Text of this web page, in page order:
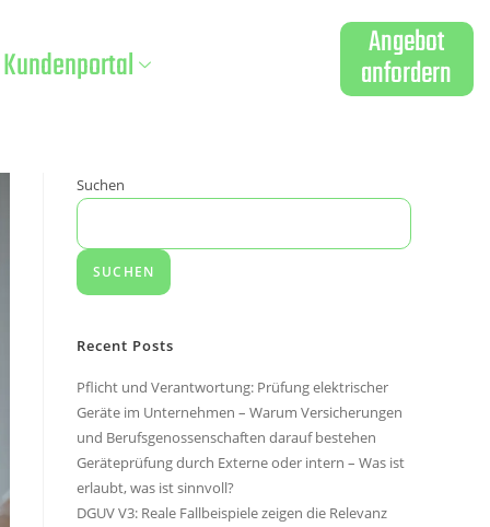
Kundenportal Angebot
anfordern
Suchen
SUCHEN
Recent Posts
Pflicht und Verantwortung: Prüfung elektrischer
Geräte im Unternehmen – Warum Versicherungen
und Berufsgenossenschaften darauf bestehen
Geräteprüfung durch Externe oder intern – Was ist
erlaubt, was ist sinnvoll?
DGUV V3: Reale Fallbeispiele zeigen die Relevanz